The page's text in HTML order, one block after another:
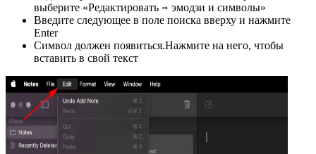
выберите «Редактировать ⇒ эмодзи и символы»
Введите следующее в поле поиска вверху и нажмите
Enter
Символ должен появиться.Нажмите на него, чтобы
вставить в свой текст